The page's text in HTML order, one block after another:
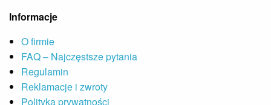
Informacje
O firmie
FAQ – Najczęstsze pytania
Regulamin
Reklamacje i zwroty
Polityka prywatności